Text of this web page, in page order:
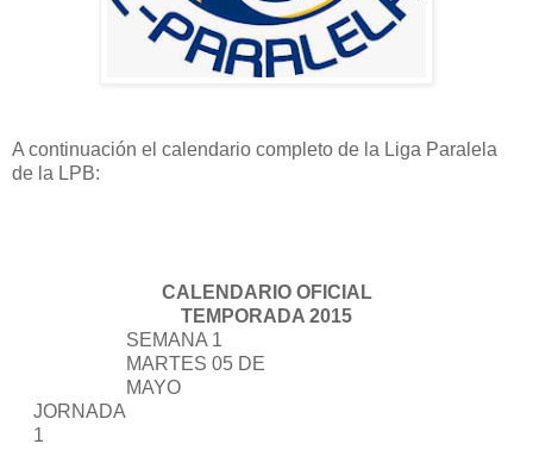
A continuación el calendario completo de la Liga Paralela
de la LPB:
CALENDARIO OFICIAL
TEMPORADA 2015
SEMANA 1
MARTES 05 DE
MAYO
JORNADA
1